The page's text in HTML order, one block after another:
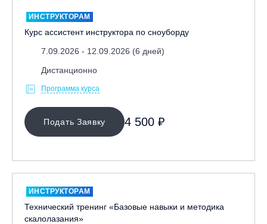
ИНСТРУКТОРАМ
Курс ассистент инструктора по сноуборду
7.09.2026 - 12.09.2026 (6 дней)
Дистанционно
Программа курса
Подать Заявку 4 500 ₽
ИНСТРУКТОРАМ
Технический тренинг «Базовые навыки и методика
скалолазания»